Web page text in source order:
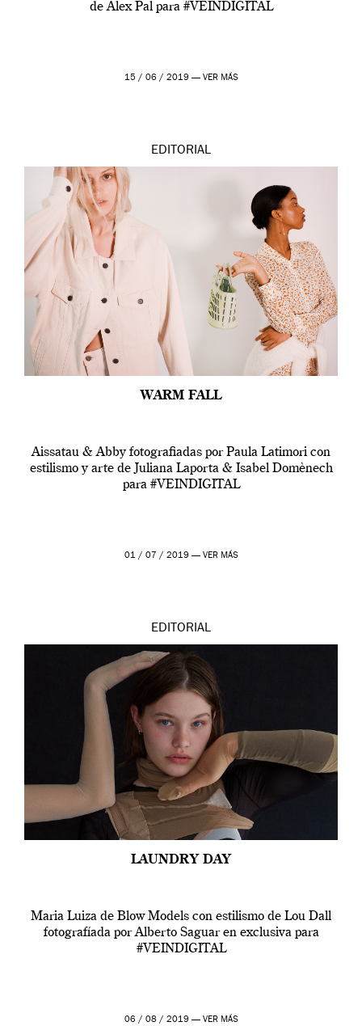
de Alex Pal para #VEINDIGITAL
15 / 06 / 2019 — VER MÁS
EDITORIAL
WARM FALL
Aissatau & Abby fotografiadas por Paula Latimori con
estilismo y arte de Juliana Laporta & Isabel Domènech
para #VEINDIGITAL
01 / 07 / 2019 — VER MÁS
EDITORIAL
LAUNDRY DAY
Maria Luiza de Blow Models con estilismo de Lou Dall
fotografíada por Alberto Saguar en exclusiva para
#VEINDIGITAL
06 / 08 / 2019 — VER MÁS